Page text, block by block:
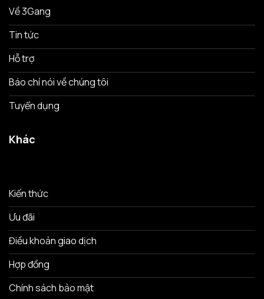
Về 3Gang
Tin tức
Hỗ trợ
Báo chí nói về chúng tôi
Tuyển dụng
Khác
Kiến thức
Ưu đãi
Điều khoản giao dịch
Hợp đồng
Chính sách bảo mật